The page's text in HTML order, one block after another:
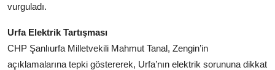
vurguladı.
Urfa Elektrik Tartışması
CHP Şanlıurfa Milletvekili Mahmut Tanal, Zengin’in
açıklamalarına tepki göstererek, Urfa’nın elektrik sorununa dikkat